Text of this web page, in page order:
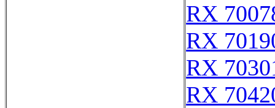
RX
RX
RX
RX